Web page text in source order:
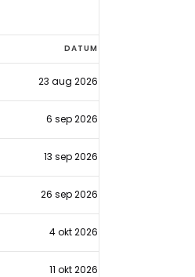
DATUM
23 aug 2026
6 sep 2026
13 sep 2026
26 sep 2026
4 okt 2026
11 okt 2026